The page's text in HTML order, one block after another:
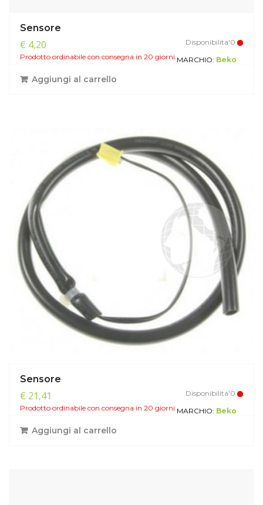
Sensore
€ 4,20
Disponibilita'0
Prodotto ordinabile con consegna in 20 giorni.MARCHIO: Beko
Aggiungi al carrello
Sensore
€ 21,41
Disponibilita'0
Prodotto ordinabile con consegna in 20 giorni.MARCHIO: Beko
Aggiungi al carrello